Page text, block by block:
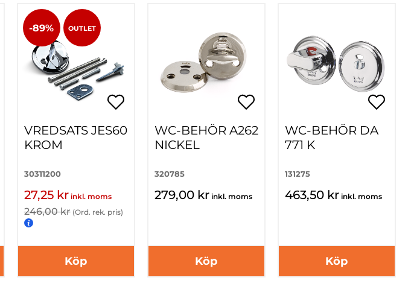
-89% OUTLET
VREDSATS JES60
KROM
30311200
27,25 kr inkl. moms
246,00 kr (Ord. rek. pris)
Köp
WC-BEHÖR A262
NICKEL
320785
279,00 kr inkl. moms
Köp
WC-BEHÖR DA
771 K
131275
463,50 kr inkl. moms
Köp